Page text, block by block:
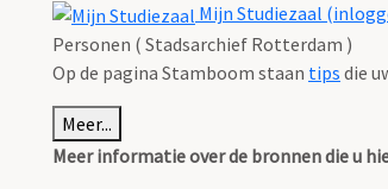
Mijn Studiezaal
Personen ( Stadsarchief Rotterdam )
Op de pagina Stamboom staan tips die
Meer...
Meer informatie over de bronnen die u